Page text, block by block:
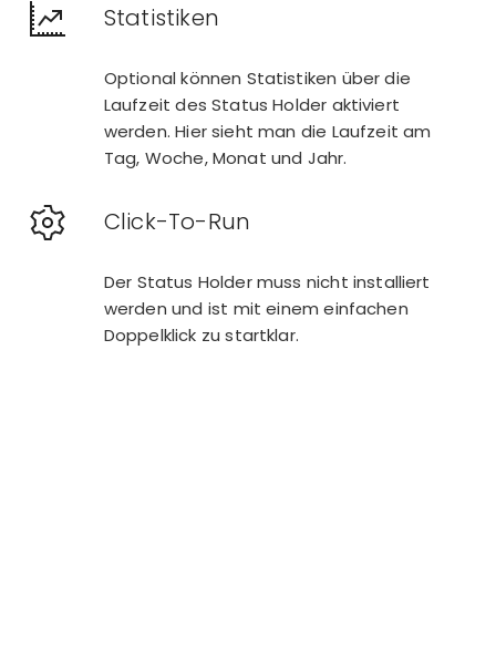
Statistiken
Optional können Statistiken über die
Laufzeit des Status Holder aktiviert
werden. Hier sieht man die Laufzeit am
Tag, Woche, Monat und Jahr.
Click-To-Run
Der Status Holder muss nicht installiert
werden und ist mit einem einfachen
Doppelklick zu startklar.